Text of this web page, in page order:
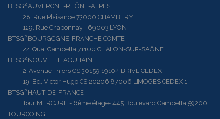
BTSG² AUVERGNE-RHÔNE-ALPES
28, Rue Plaisance 73000 CHAMBERY
129, Rue Chaponnay - 69003 LYON
BTSG² BOURGOGNE-FRANCHE COMTE
22, Quai Gambetta 71100 CHALON-SUR-SAÔNE
BTSG² NOUVELLE AQUITAINE
2, Avenue Thiers CS 30159 19104 BRIVE CEDEX
19, Bd. Victor Hugo CS 20206 87006 LIMOGES CEDEX 1
BTSG² HAUT-DE-FRANCE
Tour MERCURE - 6ème étage- 445 Boulevard Gambetta 59200
TOURCOING